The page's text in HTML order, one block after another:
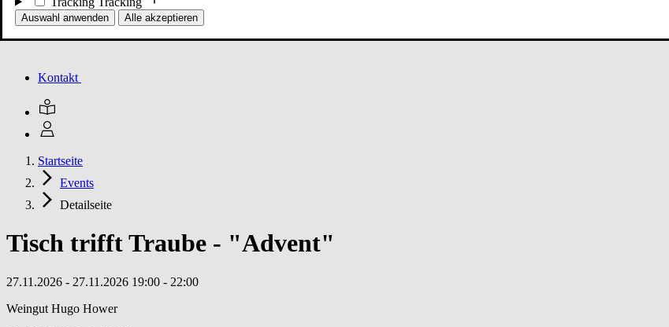
Unsere Meldungen
Kontakt
Startseite
Events
Detailseite
Tisch trifft Traube - "Advent"
27.11.2026 - 27.11.2026 19:00 - 22:00
Weingut Hugo Hower
Auswahl anwenden Alle akzeptieren